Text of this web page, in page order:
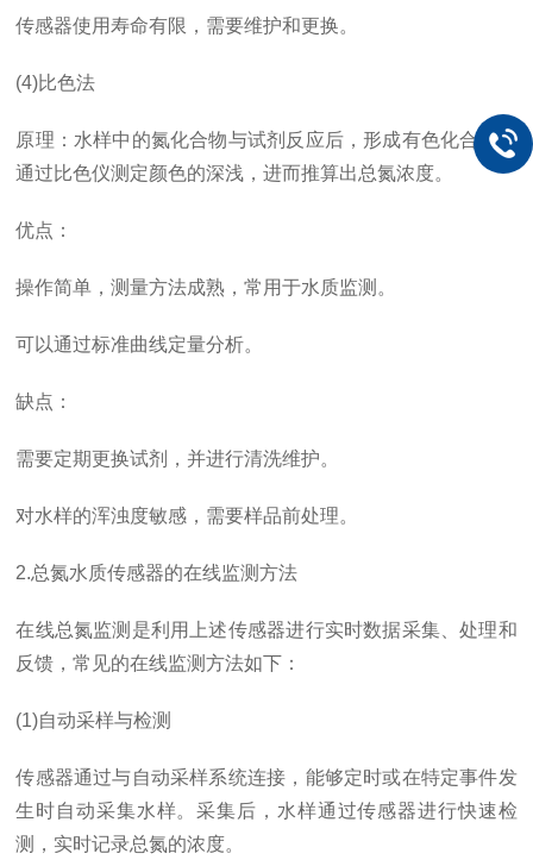
传感器使用寿命有限，需要维护和更换。
(4)比色法
原理：水样中的氮化合物与试剂反应后，形成有色化合物，
通过比色仪测定颜色的深浅，进而推算出总氮浓度。
优点：
操作简单，测量方法成熟，常用于水质监测。
可以通过标准曲线定量分析。
缺点：
需要定期更换试剂，并进行清洗维护。
对水样的浑浊度敏感，需要样品前处理。
2.总氮水质传感器的在线监测方法
在线总氮监测是利用上述传感器进行实时数据采集、处理和
反馈，常见的在线监测方法如下：
(1)自动采样与检测
传感器通过与自动采样系统连接，能够定时或在特定事件发
生时自动采集水样。采集后，水样通过传感器进行快速检
测，实时记录总氮的浓度。